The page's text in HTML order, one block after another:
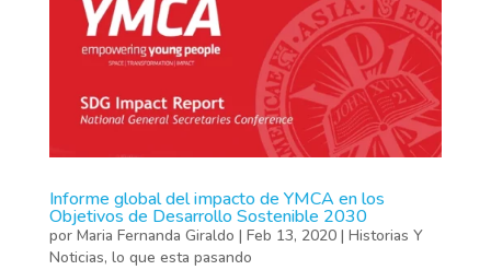
Informe global del impacto de YMCA en los
Objetivos de Desarrollo Sostenible 2030
por Maria Fernanda Giraldo | Feb 13, 2020| Historias Y
Noticias, lo que esta pasando